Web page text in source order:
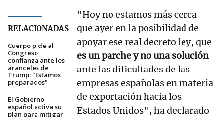
RELACIONADAS
Cuerpo pide al
Congreso
confianza ante los
aranceles de
Trump: "Estamos
preparados"
El Gobierno
español activa su
plan para mitigar
"Hoy no estamos más cerca
que ayer en la posibilidad de
apoyar ese real decreto ley, que
es un parche y no una solución
ante las dificultades de las
empresas españolas en materia
de exportación hacia los
Estados Unidos", ha declarado